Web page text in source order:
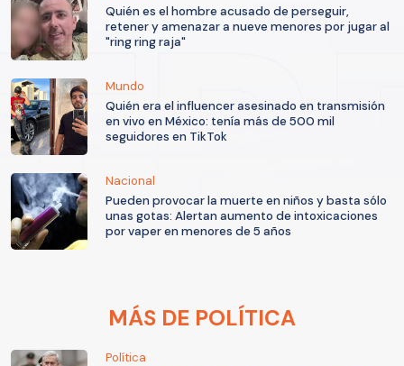
Quién es el hombre acusado de perseguir,
retener y amenazar a nueve menores por jugar al
"ring ring raja"
Mundo
Quién era el influencer asesinado en transmisión
en vivo en México: tenía más de 500 mil
seguidores en TikTok
Nacional
Pueden provocar la muerte en niños y basta sólo
unas gotas: Alertan aumento de intoxicaciones
por vaper en menores de 5 años
MÁS DE POLÍTICA
Política